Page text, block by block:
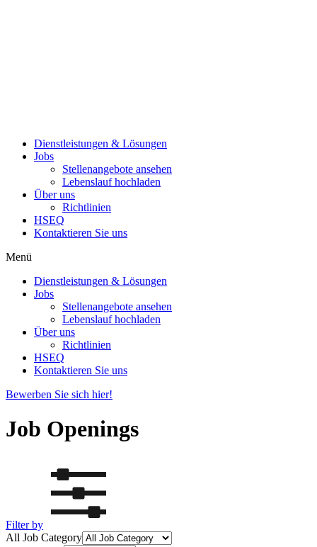
Dienstleistungen & Lösungen
Jobs
Stellenangebote ansehen
Lebenslauf hochladen
Über uns
Richtlinien
HSEQ
Kontaktieren Sie uns
Menü
Dienstleistungen & Lösungen
Jobs
Stellenangebote ansehen
Lebenslauf hochladen
Über uns
Richtlinien
HSEQ
Kontaktieren Sie uns
Bewerben Sie sich hier!
Job Openings
Filter by
All Job Category